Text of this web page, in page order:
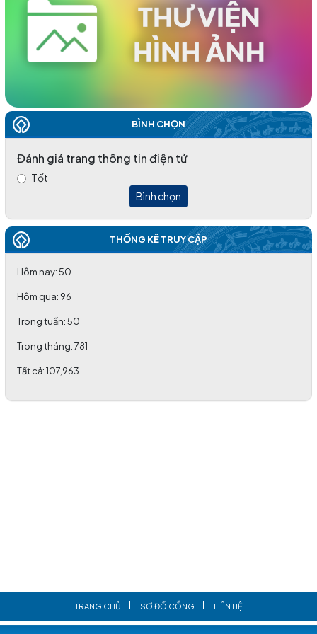
ĐẸP
(19/03/2026)
TỔ CHỨC THÀNH CÔNG HỘI NGHỊ KHUYẾN HỌC VÀ TRAO
BÌNH CHỌN
Đánh giá trang thông tin điện tử
Tốt
Bình chọn
THỐNG KÊ TRUY CẬP
Hôm nay:50
Hôm qua: 96
Trong tuần:50
Trong tháng:781
Tất cả:107,963
TRANG CHỦ SƠ ĐỒ CỔNG LIÊN HỆ